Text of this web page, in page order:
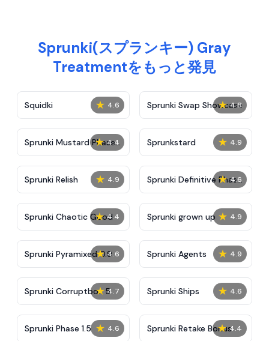
Sprunki(スプランキー) Gray
Treatmentをもっと発見
★ 4.6
Squidki ★ 4.8
Sprunki Swap Showcase
★ 4.4
Sprunki Mustard Phase
2
★ 4.9
Sprunkstard
★ 4.9
Sprunki Relish ★ 4.6
Sprunki Definitive Phase
7
★ 4.4
Sprunki Chaotic Good ★ 4.9
Sprunki grown up
★ 4.6
Sprunki Pyramixed 0.9 ★ 4.9
Sprunki Agents
★ 4.7
Sprunki Corruptbox 5 ★ 4.6
Sprunki Ships
★ 4.6
Sprunki Phase 1.5 ★ 4.4
Sprunki Retake Bonus